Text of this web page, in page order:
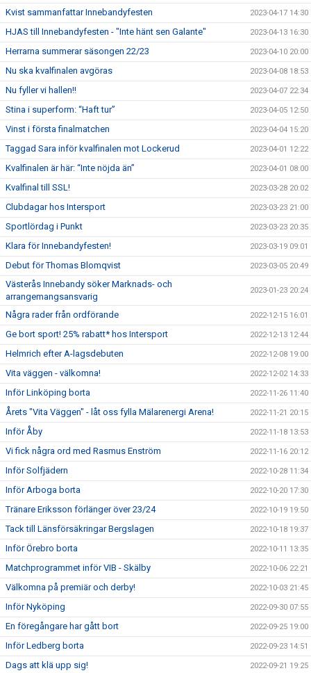
Kvist sammanfattar Innebandyfesten 2023-04-17 14:30
HJAS till Innebandyfesten - "Inte hänt sen Galante" 2023-04-13 16:30
Herrarna summerar säsongen 22/23 2023-04-10 20:00
Nu ska kvalfinalen avgöras 2023-04-08 18:53
Nu fyller vi hallen!! 2023-04-07 22:34
Stina i superform: “Haft tur” 2023-04-05 12:50
Vinst i första finalmatchen 2023-04-04 15:20
Taggad Sara inför kvalfinalen mot Lockerud 2023-04-01 12:22
Kvalfinalen är här: “Inte nöjda än” 2023-04-01 08:00
Kvalfinal till SSL! 2023-03-28 20:02
Clubdagar hos Intersport 2023-03-23 21:00
Sportlördag i Punkt 2023-03-23 20:35
Klara för Innebandyfesten! 2023-03-19 09:01
Debut för Thomas Blomqvist 2023-03-05 20:49
Västerås Innebandy söker Marknads- och
arrangemangsansvarig
2023-01-23 20:24
Några rader från ordförande 2022-12-15 16:01
Ge bort sport! 25% rabatt* hos Intersport 2022-12-13 12:44
Helmrich efter A-lagsdebuten 2022-12-08 19:00
Vita väggen - välkomna! 2022-12-02 14:33
Inför Linköping borta 2022-11-26 11:40
Årets "Vita Väggen" - låt oss fylla Mälarenergi Arena! 2022-11-21 20:15
Inför Åby 2022-11-18 13:53
Vi fick några ord med Rasmus Enström 2022-11-16 20:12
Inför Solfjädern 2022-10-28 11:34
Inför Arboga borta 2022-10-20 17:30
Tränare Eriksson förlänger över 23/24 2022-10-19 19:50
Tack till Länsförsäkringar Bergslagen 2022-10-18 19:37
Inför Örebro borta 2022-10-11 13:35
Matchprogrammet inför VIB - Skälby 2022-10-06 22:21
Välkomna på premiär och derby! 2022-10-03 21:45
Inför Nyköping 2022-09-30 07:55
En föregångare har gått bort 2022-09-25 19:00
Inför Ledberg borta 2022-09-23 14:51
Dags att klä upp sig! 2022-09-21 19:25